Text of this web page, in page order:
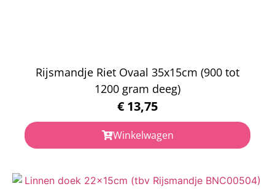
Rijsmandje Riet Ovaal 35x15cm (900 tot
1200 gram deeg)
€ 13,75
Winkelwagen